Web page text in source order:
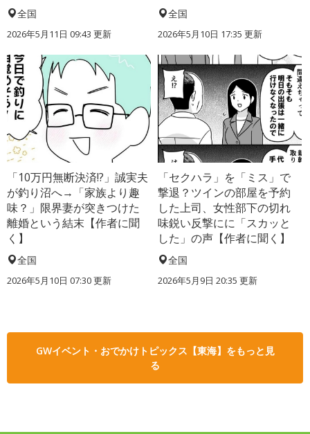
全国
2026年5月11日 09:43 更新
全国
2026年5月10日 17:35 更新
「10万円無断決済!?」誠実夫
が釣り沼へ→「家族より趣
味？」限界妻が突きつけた
離婚という結末【作者に聞
く】
全国
2026年5月10日 07:30 更新
「セクハラ」を「ミス」で
撃退？ツインの部屋を予約
した上司、女性部下の切れ
味鋭い反撃にに「スカッと
した」の声【作者に聞く】
全国
2026年5月9日 20:35 更新
GWイベント・おでかけトピックス【東海】をもっと見
る